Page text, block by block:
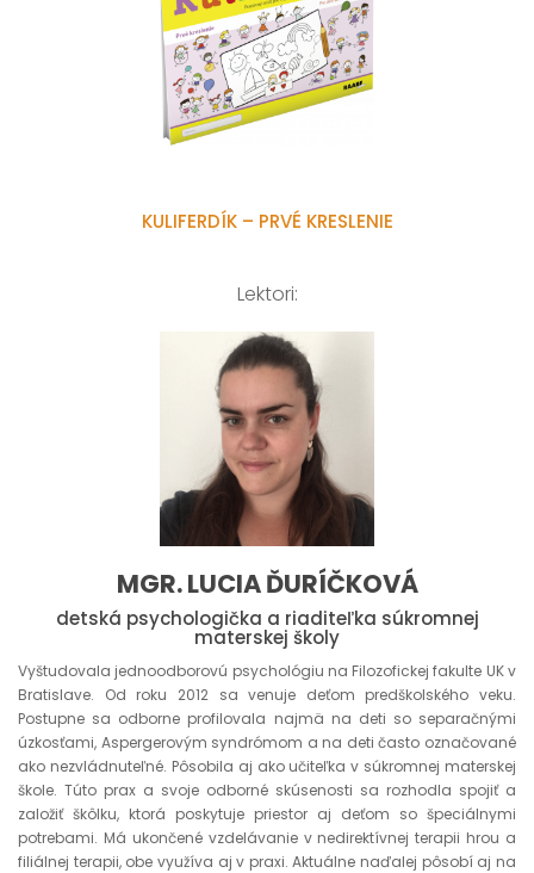
KULIFERDÍK – PRVÉ KRESLENIE
Lektori:
MGR. LUCIA ĎURÍČKOVÁ
detská psychologička a riaditeľka súkromnej
materskej školy
Vyštudovala jednoodborovú psychológiu na Filozofickej fakulte UK v
Bratislave. Od roku 2012 sa venuje deťom predškolského veku.
Postupne sa odborne profilovala najmä na deti so separačnými
úzkosťami, Aspergerovým syndrómom a na deti často označované
ako nezvládnuteľné. Pôsobila aj ako učiteľka v súkromnej materskej
škole. Túto prax a svoje odborné skúsenosti sa rozhodla spojiť a
založiť škôlku, ktorá poskytuje priestor aj deťom so špeciálnymi
potrebami. Má ukončené vzdelávanie v nedirektívnej terapii hrou a
filiálnej terapii, obe využíva aj v praxi. Aktuálne naďalej pôsobí aj na